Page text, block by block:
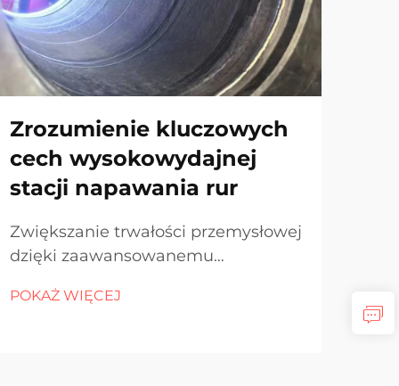
Zrozumienie kluczowych
cech wysokowydajnej
stacji napawania rur
Zwiększanie trwałości przemysłowej
dzięki zaawansowanemu
przemysłowa w dużej mierze zależy
POKAŻ WIĘCEJ
rur